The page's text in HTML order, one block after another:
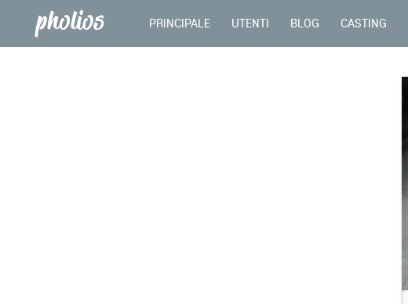
PRINCIPALE UTENTI BLOG CASTING